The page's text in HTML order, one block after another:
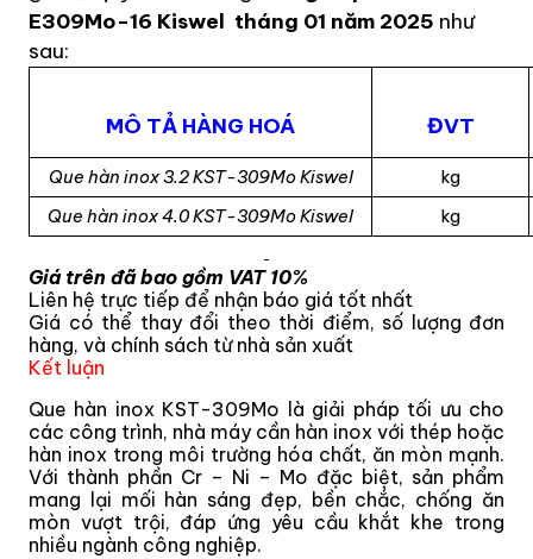
E309Mo-16 Kiswel tháng 01 năm 2025 như
sau:
MÔ TẢ HÀNG HOÁ ĐVT
Que hàn inox 3.2 KST-309Mo Kiswel
kg
Que hàn inox 4.0 KST-309Mo Kiswel
kg
Giá trên đã bao gồm VAT 10%
Liên hệ trực tiếp để nhận báo giá tốt nhất
Giá có thể thay đổi theo thời điểm, số lượng đơn
hàng, và chính sách từ nhà sản xuất
Kết luận
Que hàn inox KST-309Mo là giải pháp tối ưu cho
các công trình, nhà máy cần hàn inox với thép hoặc
hàn inox trong môi trường hóa chất, ăn mòn mạnh.
Với thành phần Cr – Ni – Mo đặc biệt, sản phẩm
mang lại mối hàn sáng đẹp, bền chắc, chống ăn
mòn vượt trội, đáp ứng yêu cầu khắt khe trong
nhiều ngành công nghiệp.